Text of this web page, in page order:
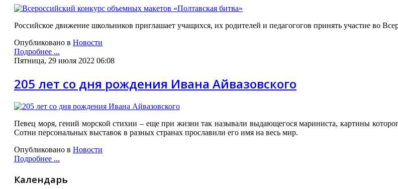
Российское движение школьников приглашает учащихся, их родителей и педагогогов принять участие во
Опубликовано в Новости
Подробнее ...
Пятница, 29 июля 2022 06:08
205 лет со дня рождения Ивана Айвазовского
Певец моря, гений морской стихии – еще при жизни так называли выдающегося мариниста, картины
Сотни персональных выставок в разных странах прославили его имя на весь мир.
Опубликовано в Новости
Подробнее ...
Календарь